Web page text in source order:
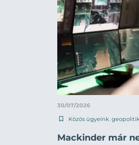
30/07/2026
Közös ügyeink,
Mackinder már